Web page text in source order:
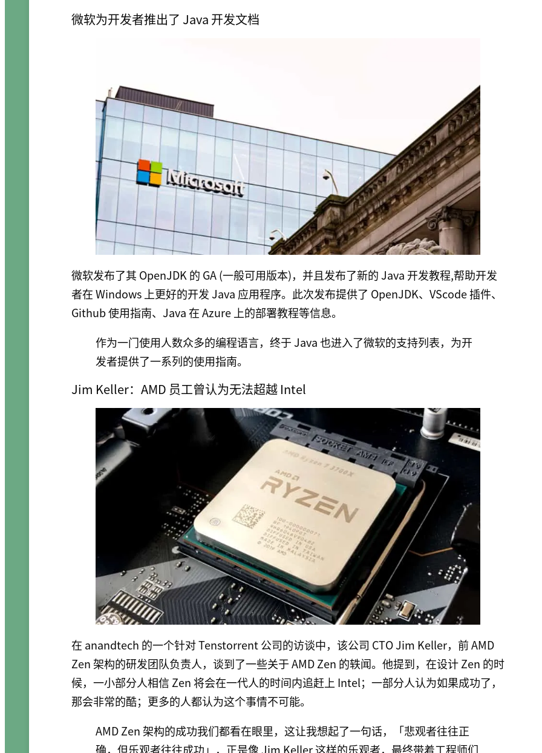
微软为开发者推出了 Java 开发文档
微软发布了其 OpenJDK 的 GA (一般可用版本)，并且发布了新的 Java 开发教程,帮助开发
者在 Windows 上更好的开发 Java 应用程序。此次发布提供了 OpenJDK、VScode 插件、
Github 使用指南、Java 在 Azure 上的部署教程等信息。
作为一门使用人数众多的编程语言，终于 Java 也进入了微软的支持列表，为开
发者提供了一系列的使用指南。
Jim Keller：AMD 员工曾认为无法超越 Intel
在 anandtech 的一个针对 Tenstorrent 公司的访谈中，该公司 CTO Jim Keller，前 AMD
Zen 架构的研发团队负责人，谈到了一些关于 AMD Zen 的轶闻。他提到，在设计 Zen 的时
候，一小部分人相信 Zen 将会在一代人的时间内追赶上 Intel；一部分人认为如果成功了，
那会非常的酷；更多的人都认为这个事情不可能。
AMD Zen 架构的成功我们都看在眼里，这让我想起了一句话，「悲观者往往正
确，但乐观者往往成功」，正是像 Jim Keller 这样的乐观者，最终带着工程师们